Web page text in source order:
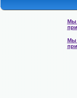
Мы
Мы